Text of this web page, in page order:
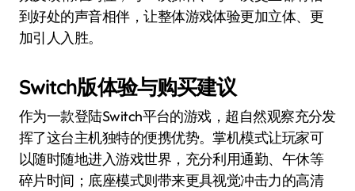
到好处的声音相伴，让整体游戏体验更加立体、更
加引人入胜。
Switch版体验与购买建议
作为一款登陆Switch平台的游戏，超自然观察充分发
挥了这台主机独特的便携优势。掌机模式让玩家可
以随时随地进入游戏世界，充分利用通勤、午休等
碎片时间；底座模式则带来更具视觉冲击力的高清